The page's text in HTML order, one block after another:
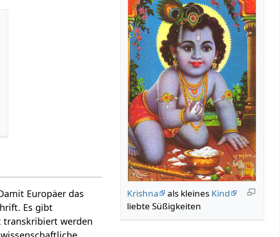
Krishna als kleines Kind
liebte Süßigkeiten
Europäer das
Es gibt
transkribiert werden